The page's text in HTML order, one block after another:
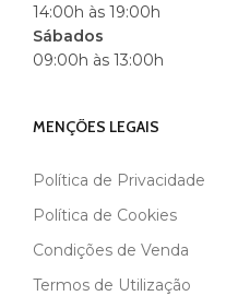
14:00h às 19:00h
Sábados
09:00h às 13:00h
MENÇÕES LEGAIS
Política de Privacidade
Política de Cookies
Condições de Venda
Termos de Utilização